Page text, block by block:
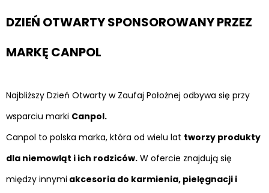
DZIEŃ OTWARTY SPONSOROWANY PRZEZ
MARKĘ CANPOL
Najbliższy Dzień Otwarty w Zaufaj Położnej odbywa się przy
wsparciu marki Canpol.
Canpol to polska marka, która od wielu lat tworzy produkty
dla niemowląt i ich rodziców. W ofercie znajdują się
między innymi akcesoria do karmienia, pielęgnacji i